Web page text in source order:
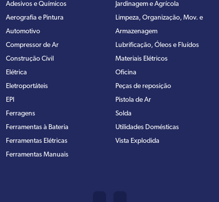
Adesivos e Químicos
Aerografia e Pintura
Automotivo
Compressor de Ar
Construção Civil
Elétrica
Eletroportáteis
EPI
Ferragens
Ferramentas à Bateria
Ferramentas Elétricas
Ferramentas Manuais
Jardinagem e Agrícola
Limpeza, Organização, Mov. e
Armazenagem
Lubrificação, Óleos e Fluídos
Materiais Elétricos
Oficina
Peças de reposição
Pistola de Ar
Solda
Utilidades Domésticas
Vista Explodida